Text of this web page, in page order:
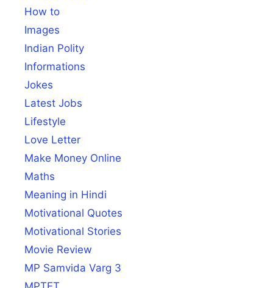
How to
Images
Indian Polity
Informations
Jokes
Latest Jobs
Lifestyle
Love Letter
Make Money Online
Maths
Meaning in Hindi
Motivational Quotes
Motivational Stories
Movie Review
MP Samvida Varg 3